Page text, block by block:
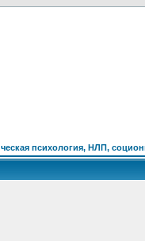
психология, НЛП,